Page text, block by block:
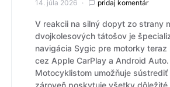
14. júla 2026 pridaj komentár
V reakcii na silný dopyt zo strany
dvojkolesových tátošov je
navigácia Sygic pre motorky
cez Apple CarPlay a Android Auto.
Motocyklistom umožňuje sústrediť